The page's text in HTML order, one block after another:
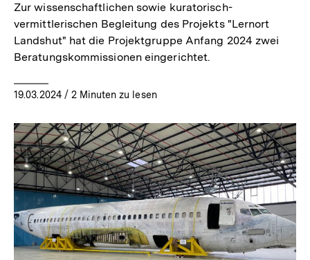
Zur wissenschaftlichen sowie kuratorisch-
vermittlerischen Begleitung des Projekts "Lernort
Landshut" hat die Projektgruppe Anfang 2024 zwei
Beratungskommissionen eingerichtet.
19.03.2024/ 2 Minuten zu lesen